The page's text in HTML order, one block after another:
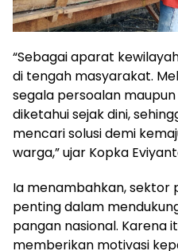
“Sebagai aparat
di tengah masyarakat.
segala persoalan
diketahui sejak dini,
mencari solusi demi
warga,” ujar Kopka
Ia menambahkan,
penting dalam
pangan nasional. Karena
memberikan motivasi